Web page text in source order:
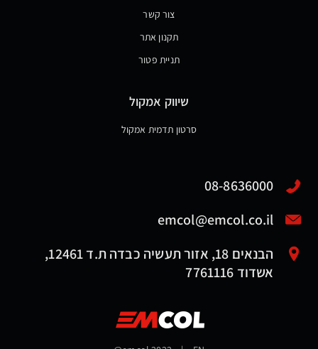
צור קשר
תקנון אתר
תניית פטור
שיווק אמקול
סרטון תדמית אמקול
08-8636000
emcol@emcol.co.il
הבנאים 18, אזור תעשיה כבדה ת.ד 12461,
אשדוד 7761116